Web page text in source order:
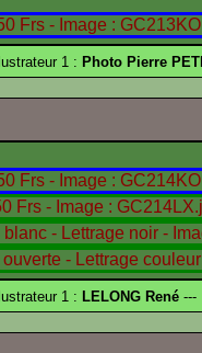
1 : Photo Pierre
1 : LELONG René ---